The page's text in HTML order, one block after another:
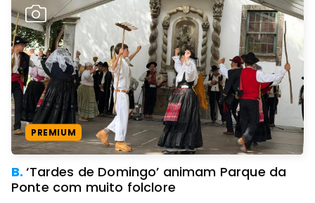
PREMIUM
B.‘Tardes de Domingo’ animam Parque da
Ponte com muito folclore